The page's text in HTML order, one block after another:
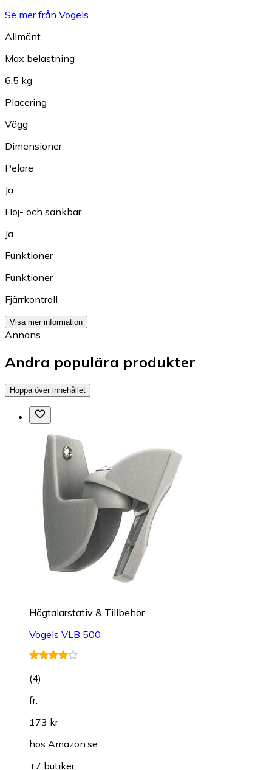
Se mer från Vogels
Allmänt
Max belastning
6.5 kg
Placering
Vägg
Dimensioner
Pelare
Ja
Höj- och sänkbar
Ja
Funktioner
Funktioner
Fjärrkontroll
Visa mer information
Annons
Andra populära produkter
Hoppa över innehållet
Högtalarstativ & Tillbehör
Vogels VLB 500
(4)
fr.
173 kr
hos Amazon.se
+7 butiker